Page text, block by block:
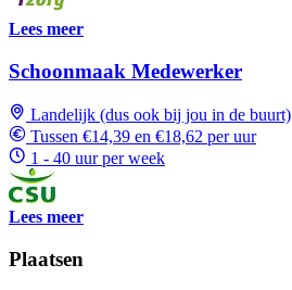
Lees meer
Schoonmaak Medewerker
Landelijk (dus ook bij jou in de buurt)
Tussen €14,39 en €18,62 per uur
1 - 40 uur per week
Lees meer
Plaatsen